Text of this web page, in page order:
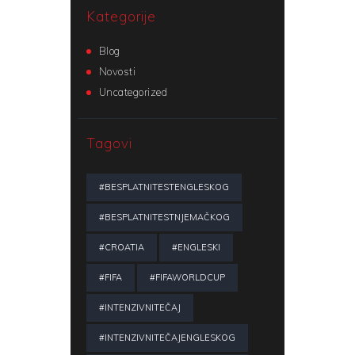
Kategorije
Blog
Novosti
Uncategorized
Tagovi
#BESPLATNITESTENGLESKOG
#BESPLATNITESTNJEMAČKOG
#CROATIA #ENGLESKI
#FIFA #FIFAWORLDCUP
#INTENZIVNITEČAJ
#INTENZIVNITEČAJENGLESKOG